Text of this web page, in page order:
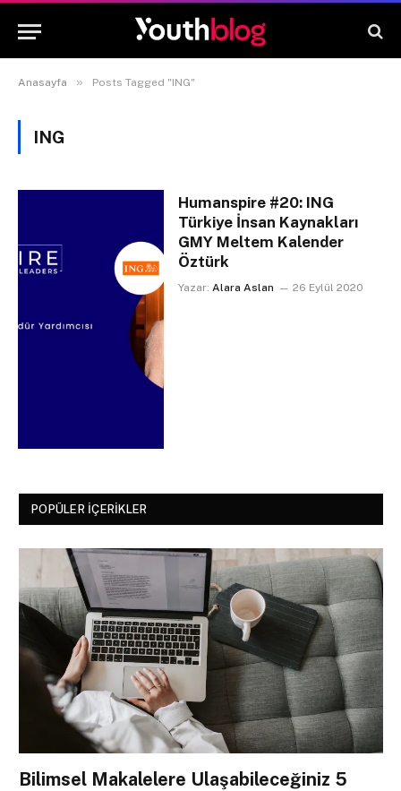
Anasayfa » Posts Tagged "ING"
ING
Humanspire #20: ING
Türkiye İnsan Kaynakları
GMY Meltem Kalender
Öztürk
Yazar: Alara Aslan 26 Eylül 2020
POPÜLER İÇERIKLER
Bilimsel Makalelere Ulaşabileceğiniz 5